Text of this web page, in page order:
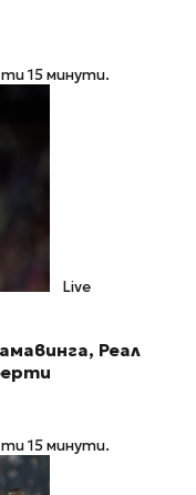
15 минути.
Live
Реал
15 минути.